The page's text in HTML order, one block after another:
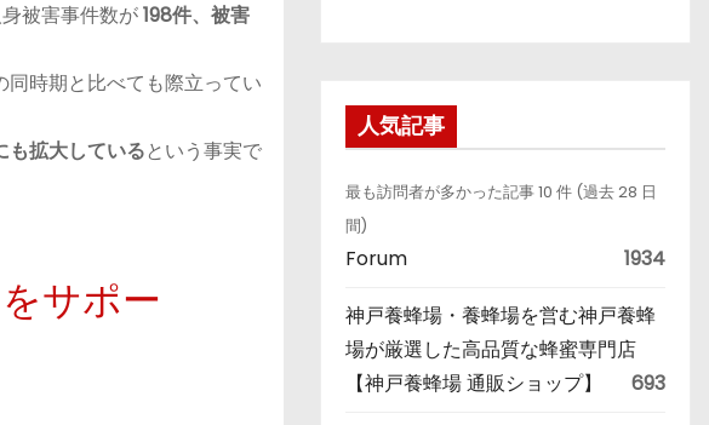
被害事件数が198件、被害
時期と比べても際立ってい
も拡大しているという事実で
サポー
人気記事
最も訪問者が多かった記事 10 件 (過去 28 日
間)
Forum 1934
神戸養蜂場・養蜂場を営む神戸養蜂
場が厳選した高品質な蜂蜜専門店
【神戸養蜂場 通販ショップ】
693